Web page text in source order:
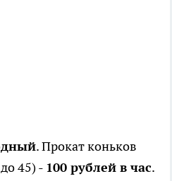
. Прокат коньков
45) - 100 рублей в час.